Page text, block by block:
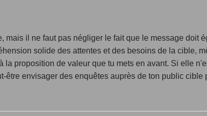
mais il ne faut pas négliger le fait que le message doit
solide des attentes et des besoins de la cible,
proposition de valeur que tu mets en avant. Si elle
envisager des enquêtes auprès de ton public